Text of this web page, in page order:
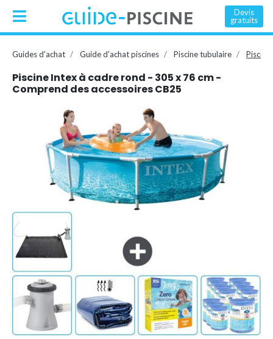
Devis
gratuits
Guides d'achat Guide d'achat piscines Piscine tubulaire
Piscine Intex à cadre rond - 305 x 76 cm -
Comprend des accessoires CB25